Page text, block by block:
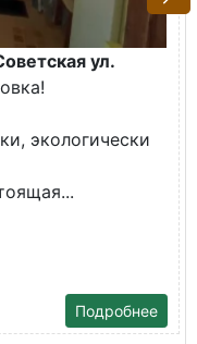
ул.
экологически
Подробнее